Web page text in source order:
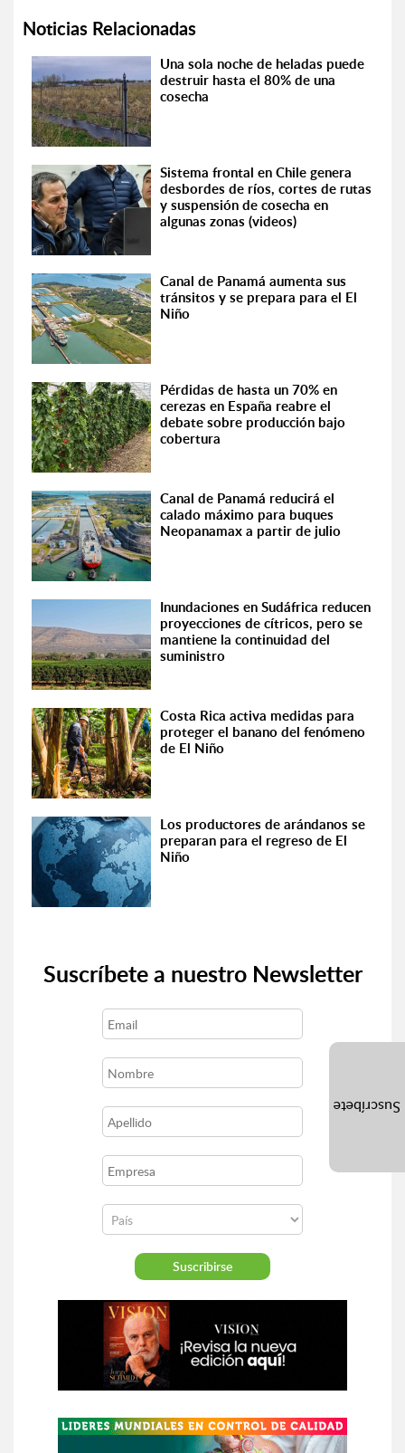
Noticias Relacionadas
Una sola noche de heladas puede
destruir hasta el 80% de una
cosecha
Sistema frontal en Chile genera
desbordes de ríos, cortes de rutas
y suspensión de cosecha en
algunas zonas (videos)
Canal de Panamá aumenta sus
tránsitos y se prepara para el El
Niño
Pérdidas de hasta un 70% en
cerezas en España reabre el
debate sobre producción bajo
cobertura
Canal de Panamá reducirá el
calado máximo para buques
Neopanamax a partir de julio
Inundaciones en Sudáfrica reducen
proyecciones de cítricos, pero se
mantiene la continuidad del
suministro
Costa Rica activa medidas para
proteger el banano del fenómeno
de El Niño
Los productores de arándanos se
preparan para el regreso de El
Niño
Suscríbete a nuestro Newsletter
Suscríbete